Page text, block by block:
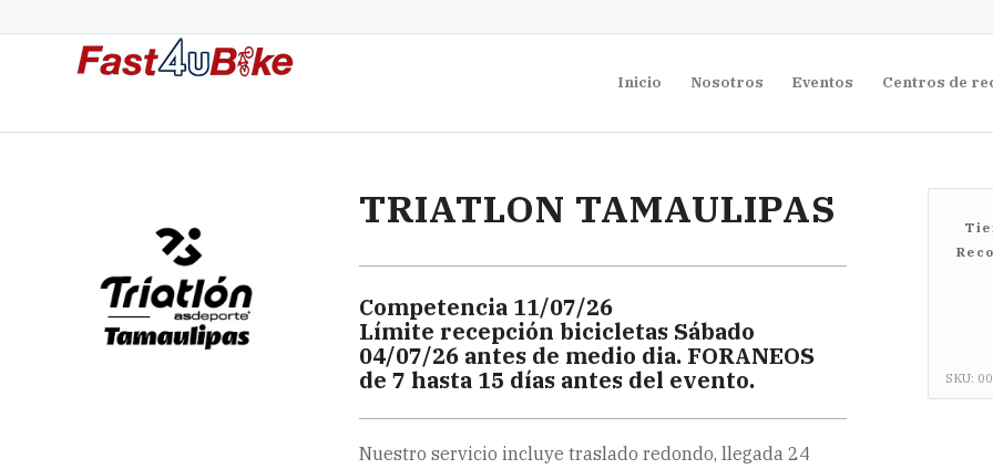
Inicio Nosotros Eventos Centros de
TRIATLON TAMAULIPAS
Competencia 11/07/26
Límite recepción bicicletas Sábado
04/07/26 antes de medio dia. FORANEOS
de 7 hasta 15 días antes del evento.
Nuestro servicio incluye traslado redondo, llegada 24
SKU: